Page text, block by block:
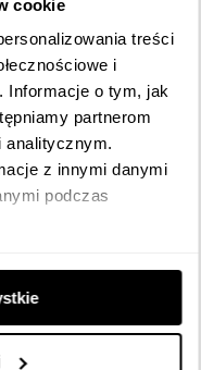
cookie
treści
i
Informacje o tym, jak
partnerom
analitycznym.
z innymi danymi
podczas
odbiegać od